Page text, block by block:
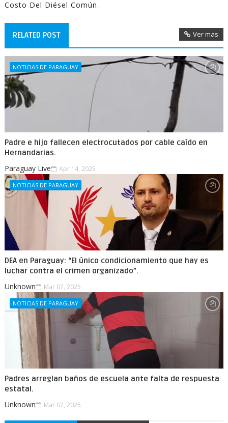
Costo Del Diésel Común.
RELATED POST Ver mas
NOTICIAS DE PARAGUAY
Padre e hijo fallecen electrocutados por cable caído en
Hernandarias.
Paraguay Live Apr 14, 2025
NOTICIAS DE PARAGUAY
DEA en Paraguay: “El único condicionamiento que hay es
luchar contra el crimen organizado”.
Unknown Mar 07, 2025
NOTICIAS DE PARAGUAY
Padres arreglan baños de escuela ante falta de respuesta
estatal.
Unknown Mar 07, 2025